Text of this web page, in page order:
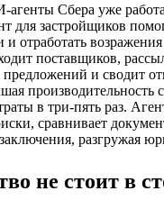
Сбера уже
для застройщиков
отработать
поставщиков,
и сводит
производительность
в три-пять раз.
сравнивает
разгружая
не стоит в